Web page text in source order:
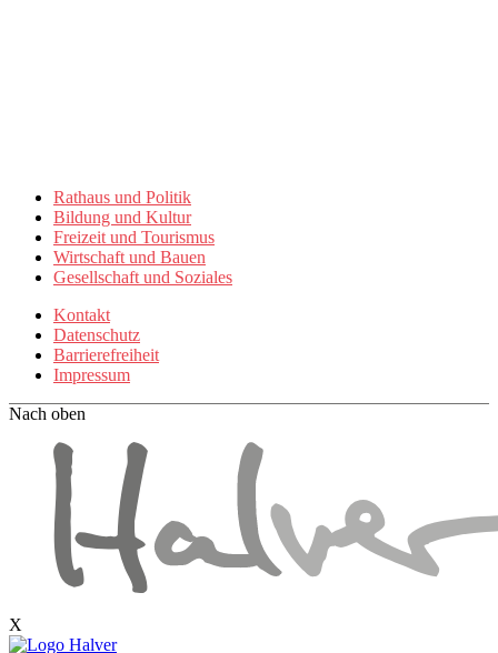
Rathaus und Politik
Bildung und Kultur
Freizeit und Tourismus
Wirtschaft und Bauen
Gesellschaft und Soziales
Kontakt
Datenschutz
Barrierefreiheit
Impressum
Nach oben
X